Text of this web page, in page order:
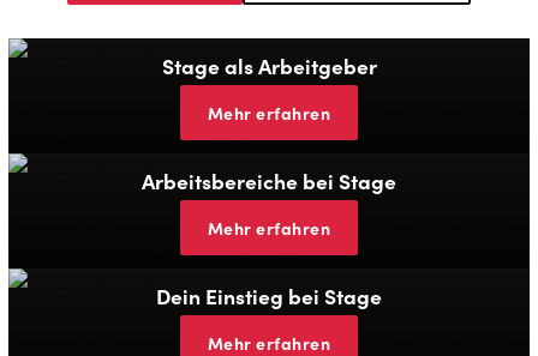
Stage als Arbeitgeber
Mehr erfahren
Arbeitsbereiche bei Stage
Mehr erfahren
Dein Einstieg bei Stage
Mehr erfahren